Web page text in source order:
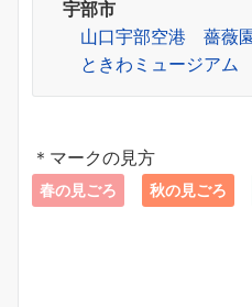
宇部市
山口宇部空港 薔薇
ときわミュージアム
＊マークの見方
春の見ごろ 秋の見ごろ